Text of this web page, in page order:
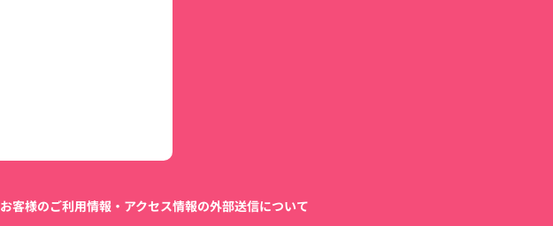
お客様のご利用情報・アクセス情報の外部送信について